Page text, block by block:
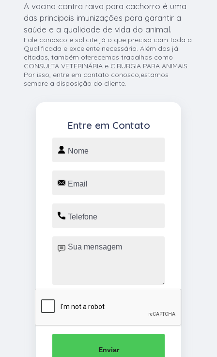
A vacina contra raiva para cachorro é uma
das principais imunizações para garantir a
saúde e a qualidade de vida do animal.
Fale conosco e solicite já o que precisa com toda a
Qualificada e excelente necessária. Além dos já
citados, também oferecemos trabalhos como
CONSULTA VETERINÁRIA e CIRURGIA PARA ANIMAIS.
Por isso, entre em contato conosco,estamos
sempre a disposição do cliente.
Entre em Contato
Enviar